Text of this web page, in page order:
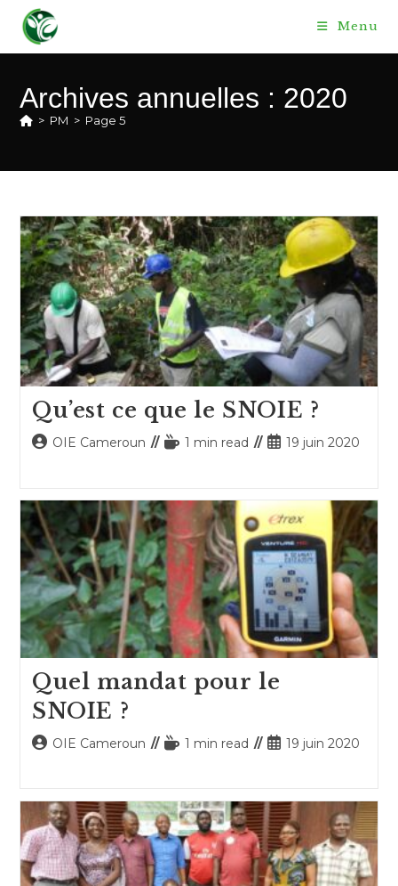
content
Menu
Archives annuelles : 2020
> PM > Page 5
Qu’est ce que le SNOIE ?
Auteur/autrice
publication :
OIE Cameroun
Temps1 min read
Publication
19 juin 2020
Quel mandat pour le
SNOIE ?
Auteur/autrice
publication :
OIE Cameroun
Temps1 min read
Publication
19 juin 2020